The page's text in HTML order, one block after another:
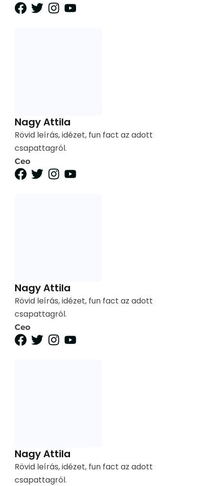
Nagy Attila
Rövid leírás, idézet, fun fact az adott
csapattagról.
Ceo
Nagy Attila
Rövid leírás, idézet, fun fact az adott
csapattagról.
Ceo
Nagy Attila
Rövid leírás, idézet, fun fact az adott
csapattagról.